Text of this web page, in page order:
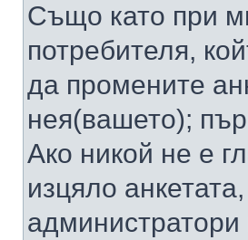
Също като при
потребителя,
да промените
нея(вашето);
Ако никой не е
изцяло